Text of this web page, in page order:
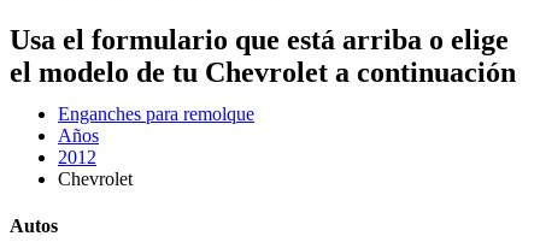
Usa el formulario que está arriba o elige
el modelo de tu Chevrolet a continuación
Enganches para remolque
Años
2012
Chevrolet
Autos